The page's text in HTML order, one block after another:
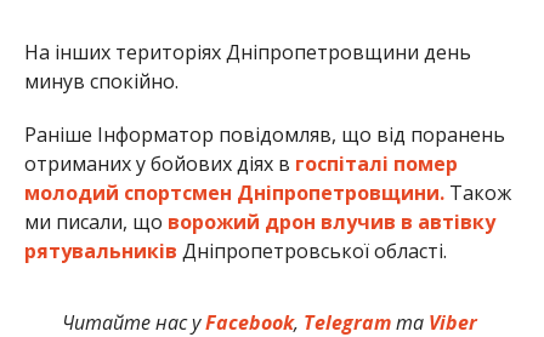
На інших територіях Дніпропетровщини день
минув спокійно.
Раніше Інформатор повідомляв, що від поранень
отриманих у бойових діях в госпіталі помер
молодий спортсмен Дніпропетровщини.Також
ми писали, що ворожий дрон влучив в автівку
рятувальників Дніпропетровської області.
Читайте нас уFacebook, Telegramта Viber